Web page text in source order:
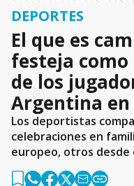
DEPORTES
El que es
festeja
de los
Argentina
Los deportistas
celebraciones en
europeo, otros desde